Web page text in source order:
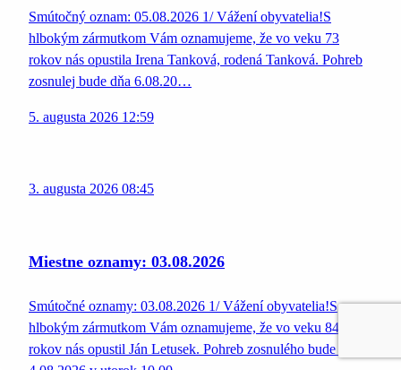
Smútočný oznam: 05.08.2026 1/ Vážení obyvatelia!S
hlbokým zármutkom Vám oznamujeme, že vo veku 73
rokov nás opustila Irena Tanková, rodená Tanková. Pohreb
zosnulej bude dňa 6.08.20…
5. augusta 2026 12:59
3. augusta 2026 08:45
Miestne oznamy: 03.08.2026
Smútočné oznamy: 03.08.2026 1/ Vážení obyvatelia!S
hlbokým zármutkom Vám oznamujeme, že vo veku 84
rokov nás opustil Ján Letusek. Pohreb zosnulého bude dňa